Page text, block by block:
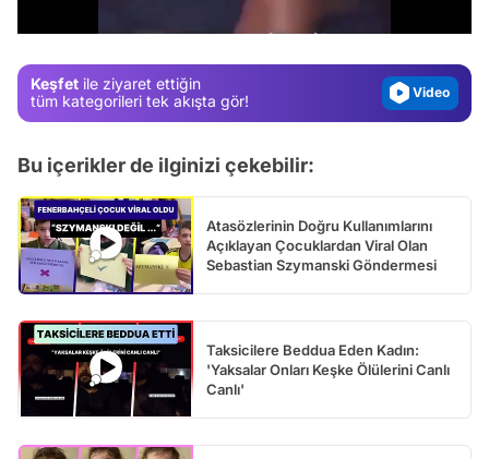
Keşfet ile ziyaret ettiğin
tüm kategorileri tek akışta gör!
Video
Test
Bu içerikler de ilginizi çekebilir:
Atasözlerinin Doğru Kullanımlarını
Açıklayan Çocuklardan Viral Olan
Sebastian Szymanski Göndermesi
Taksicilere Beddua Eden Kadın:
'Yaksalar Onları Keşke Ölülerini Canlı
Canlı'